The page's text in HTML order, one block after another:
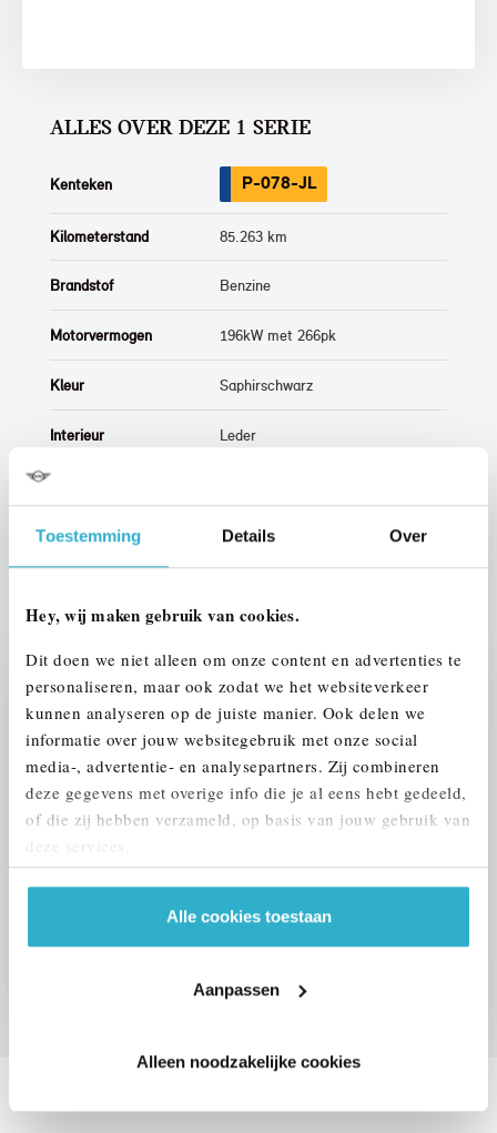
Toestemming Details Over
Hey, wij maken gebruik van cookies.
Dit doen we niet alleen om onze content en advertenties te
personaliseren, maar ook zodat we het websiteverkeer
kunnen analyseren op de juiste manier. Ook delen we
informatie over jouw websitegebruik met onze social
media-, advertentie- en analysepartners. Zij combineren
deze gegevens met overige info die je al eens hebt gedeeld,
of die zij hebben verzameld, op basis van jouw gebruik van
deze services.
Alle cookies toestaan
Aanpassen
Alleen noodzakelijke cookies
Stap 1 van 3
UW AUTO INRUILEN?
ALLES OVER DEZE 1 SERIE
Kenteken P-078-JL
Kilometerstand 85.263 km
Brandstof Benzine
Motorvermogen 196kW met 266pk
Kleur Saphirschwarz
Interieur Leder
ALLE OPTIES EN SPECIFICATIES
DEZE ZIJN VERGELIJKBAAR